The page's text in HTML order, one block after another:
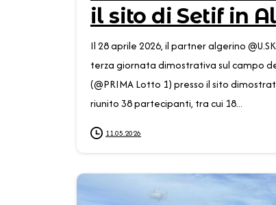
il sito di Setif in
Il 28 aprile 2026, il partner algerino
terza giornata dimostrativa sul campo
(@PRIMA Lotto 1) presso il sito
riunito 38 partecipanti, tra cui 18...
11.05.2026